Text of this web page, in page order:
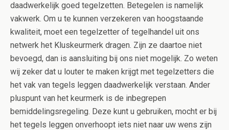
daadwerkelijk goed tegelzetten. Betegelen is namelijk
vakwerk. Om u te kunnen verzekeren van hoogstaande
kwaliteit, moet een tegelzetter of tegelhandel uit ons
netwerk het Kluskeurmerk dragen. Zijn ze daartoe niet
bevoegd, dan is aansluiting bij ons niet mogelijk. Zo weten
wij zeker dat u louter te maken krijgt met tegelzetters die
het vak van tegels leggen daadwerkelijk verstaan. Ander
pluspunt van het keurmerk is de inbegrepen
bemiddelingsregeling. Deze kunt u gebruiken, mocht er bij
het tegels leggen onverhoopt iets niet naar uw wens zijn